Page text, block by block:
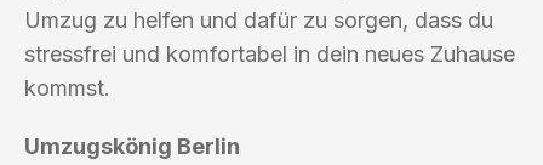
Umzug zu helfen und dafür zu sorgen, dass du
stressfrei und komfortabel in dein neues Zuhause
kommst.
Umzugskönig Berlin